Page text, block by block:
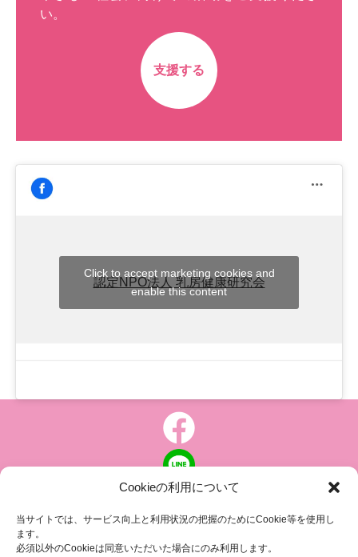
Cookieの利用について
当サイトでは、サービス向上と利用状況の把握のためにCookie等を使用し
ます。
必須以外のCookieは同意いただいた場合にのみ利用します。
い。
支援する
認定NPO法人 乳房健康研究会
Click to accept marketing cookies and
enable this content
個人情報について | 特定商取引の表記